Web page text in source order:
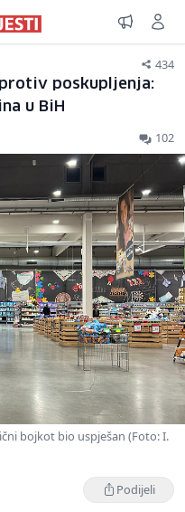
434
poskupljenja:
u BiH
102
bojkot bio uspješan (Foto: I.
Podijeli